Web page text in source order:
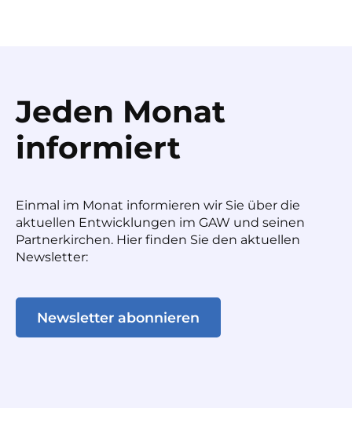
Jeden Monat
informiert
Einmal im Monat informieren wir Sie über die
aktuellen Entwicklungen im GAW und seinen
Partnerkirchen. Hier finden Sie den aktuellen
Newsletter:
Newsletter abonnieren